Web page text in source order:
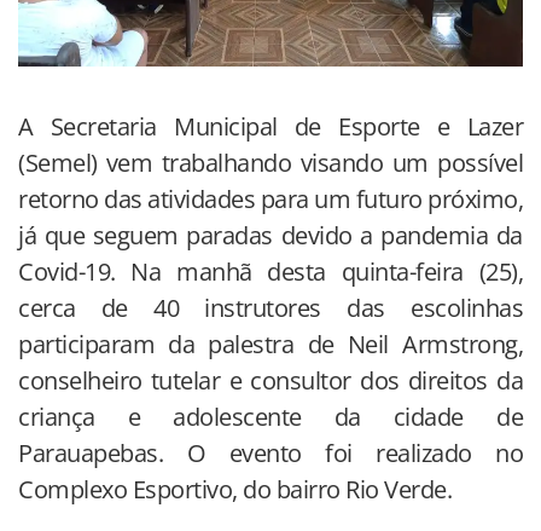
A Secretaria Municipal de Esporte e Lazer
(Semel) vem trabalhando visando um possível
retorno das atividades para um futuro próximo,
já que seguem paradas devido a pandemia da
Covid-19. Na manhã desta quinta-feira (25),
cerca de 40 instrutores das escolinhas
participaram da palestra de Neil Armstrong,
conselheiro tutelar e consultor dos direitos da
criança e adolescente da cidade de
Parauapebas. O evento foi realizado no
Complexo Esportivo, do bairro Rio Verde.